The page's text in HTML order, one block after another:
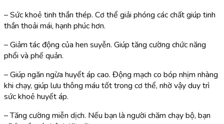
– Sức khoẻ tinh thần thép. Cơ thể giải phóng các chất giúp tinh
thần thoải mái, hạnh phúc hơn.
– Giảm tác động của hen suyễn. Giúp tăng cường chức năng
phổi và phế quản.
– Giúp ngăn ngừa huyết áp cao. Động mạch co bóp nhịm nhàng
khi chạy, giúp lưu thông máu tốt trong cơ thể, nhờ vậy duy trì
sức khoẻ huyết áp.
– Tăng cường miễn dịch. Nếu bạn là người chăm chạy bộ, bạn